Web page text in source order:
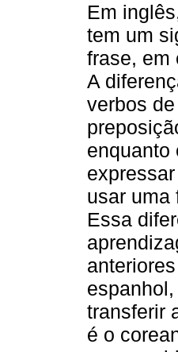
Em
tem um
frase, em
A
verbos
enquanto
usar uma
Essa
transferir
é o